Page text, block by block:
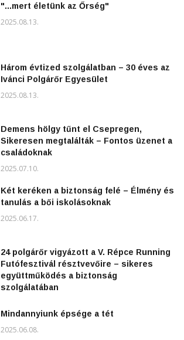
"...mert életünk az Őrség"
2025.08.13.
Három évtized szolgálatban – 30 éves az
Ivánci Polgárőr Egyesület
2025.08.13.
Demens hölgy tűnt el Csepregen,
Sikeresen megtalálták – Fontos üzenet a
családoknak
2025.07.10.
Két keréken a biztonság felé – Élmény és
tanulás a bői iskolásoknak
2025.06.17.
24 polgárőr vigyázott a V. Répce Running
Futófesztivál résztvevőire – sikeres
együttműködés a biztonság
szolgálatában
Mindannyiunk épsége a tét
2025.06.08.